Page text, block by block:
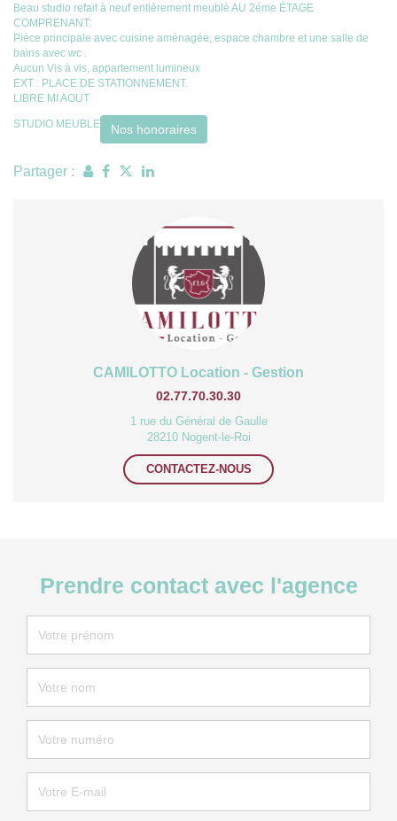
Beau studio refait à neuf entièrement meublé AU 2éme ÉTAGE
COMPRENANT:
Pièce principale avec cuisine aménagée, espace chambre et une salle de
bains avec wc .
Aucun Vis à vis, appartement lumineux
EXT : PLACE DE STATIONNEMENT.
LIBRE MI AOUT
STUDIO MEUBLE Nos honoraires
Partager :
CAMILOTTO Location - Gestion
02.77.70.30.30
1 rue du Général de Gaulle
28210 Nogent-le-Roi
CONTACTEZ-NOUS
Prendre contact avec l'agence